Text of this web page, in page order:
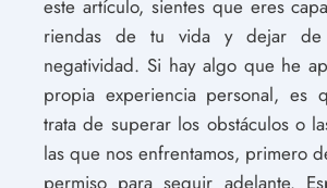
este artículo, sientes que eres
riendas de tu vida y dejar
negatividad. Si hay algo que he
propia experiencia personal, es
trata de superar los obstáculos o
las que nos enfrentamos, primero
permiso para seguir adelante.